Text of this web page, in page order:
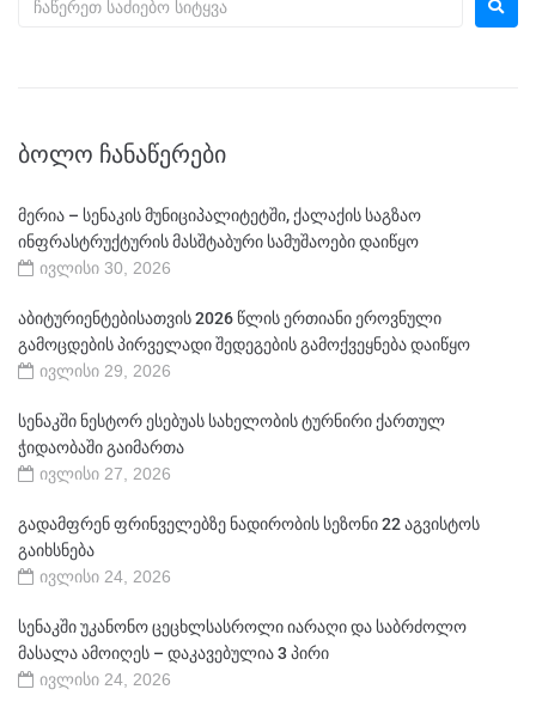
ᲑᲝᲚᲝ ᲩᲐᲜᲐᲬᲔᲠᲔᲑᲘ
მერია – სენაკის მუნიციპალიტეტში, ქალაქის საგზაო
ინფრასტრუქტურის მასშტაბური სამუშაოები დაიწყო
ივლისი 30, 2026
აბიტურიენტებისათვის 2026 წლის ერთიანი ეროვნული
გამოცდების პირველადი შედეგების გამოქვეყნება დაიწყო
ივლისი 29, 2026
სენაკში ნესტორ ესებუას სახელობის ტურნირი ქართულ
ჭიდაობაში გაიმართა
ივლისი 27, 2026
გადამფრენ ფრინველებზე ნადირობის სეზონი 22 აგვისტოს
გაიხსნება
ივლისი 24, 2026
სენაკში უკანონო ცეცხლსასროლი იარაღი და საბრძოლო
მასალა ამოიღეს – დაკავებულია 3 პირი
ივლისი 24, 2026